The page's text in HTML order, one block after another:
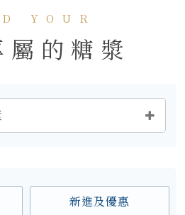
YOUR
屬的糖漿
新進及優惠